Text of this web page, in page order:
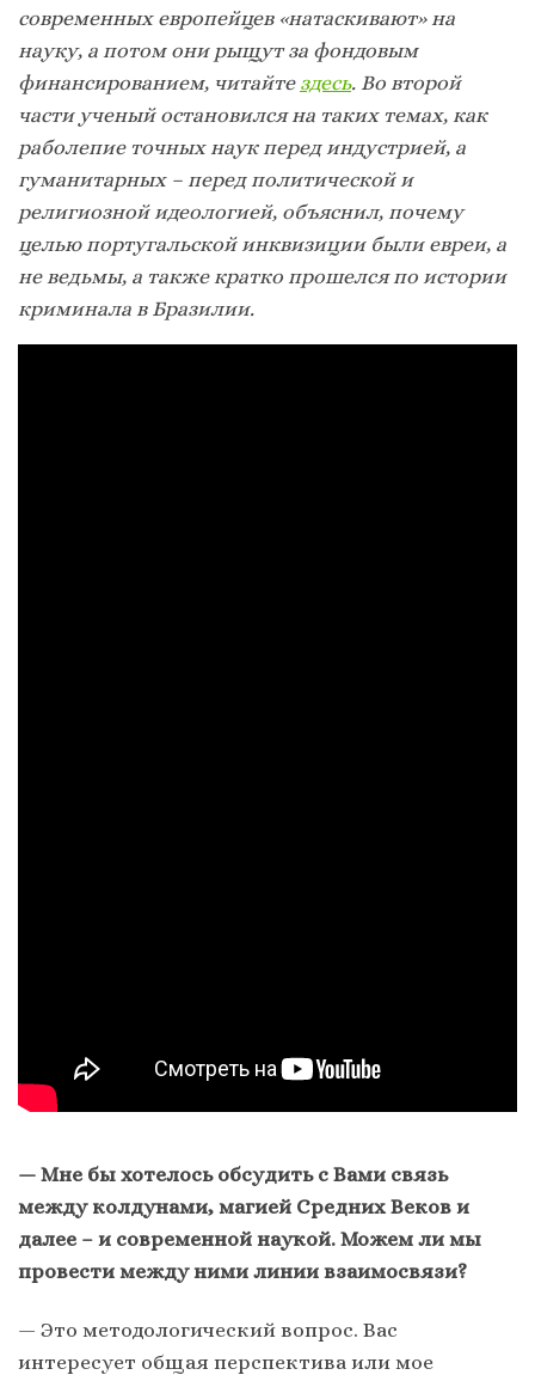
современных европейцев «натаскивают» на
науку, а потом они рыщут за фондовым
финансированием, читайте здесь. Во второй
части ученый остановился на таких темах, как
раболепие точных наук перед индустрией, а
гуманитарных – перед политической и
религиозной идеологией, объяснил, почему
целью португальской инквизиции были евреи, а
не ведьмы, а также кратко прошелся по истории
криминала в Бразилии.
— Мне бы хотелось обсудить с Вами связь
между колдунами, магией Средних Веков и
далее – и современной наукой. Можем ли мы
провести между ними линии взаимосвязи?
— Это методологический вопрос. Вас
интересует общая перспектива или мое